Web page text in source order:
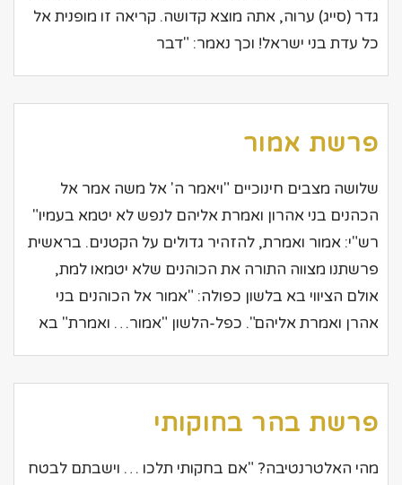
גדר (סייג) ערוה, אתה מוצא קדושה. קריאה זו מופנית אל
כל עדת בני ישראל! וכך נאמר: "דבר
פרשת אמור
שלושה מצבים חינוכיים "ויאמר ה' אל משה אמר אל
הכהנים בני אהרון ואמרת אליהם לנפש לא יטמא בעמיו"
רש"י: אמור ואמרת, להזהיר גדולים על הקטנים. בראשית
פרשתנו מצווה התורה את הכוהנים שלא יטמאו למת,
אולם הציווי בא בלשון כפולה: "אמור אל הכוהנים בני
אהרן ואמרת אליהם". כפל-הלשון "אמור… ואמרת" בא
פרשת בהר בחוקותי
מהי האלטרנטיבה? "אם בחקותי תלכו … וישבתם לבטח